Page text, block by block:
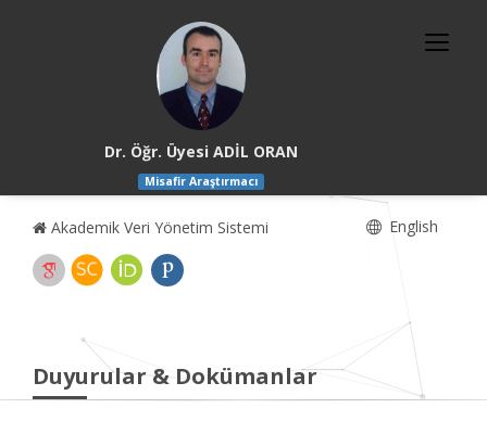
Dr. Öğr. Üyesi ADİL ORAN
Misafir Araştırmacı
Akademik Veri Yönetim Sistemi English
Duyurular & Dokümanlar